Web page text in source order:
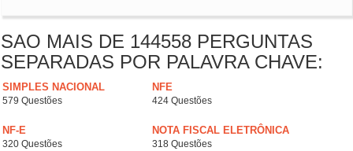
SAO MAIS DE 144558 PERGUNTAS
SEPARADAS POR PALAVRA CHAVE:
SIMPLES NACIONAL
579 Questões
NFE
424 Questões
NF-E
320 Questões
NOTA FISCAL ELETRÔNICA
318 Questões